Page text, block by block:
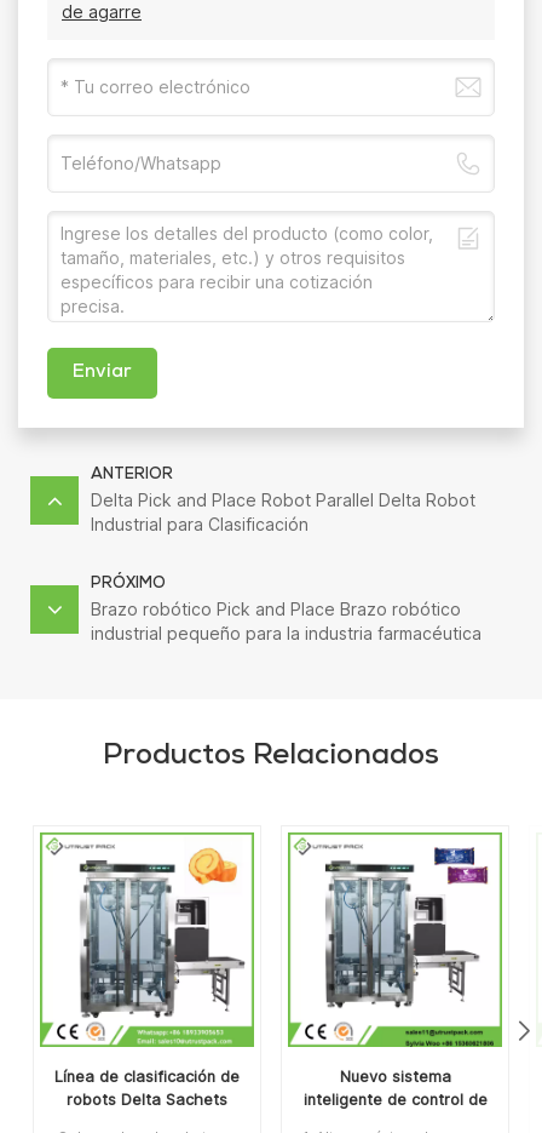
de agarre
Enviar
ANTERIOR
Delta Pick and Place Robot Parallel Delta Robot
Industrial para Clasificación
PRÓXIMO
Brazo robótico Pick and Place Brazo robótico
industrial pequeño para la industria farmacéutica
Productos Relacionados
Línea de clasificación de
robots Delta Sachets
Nuevo sistema
inteligente de control de